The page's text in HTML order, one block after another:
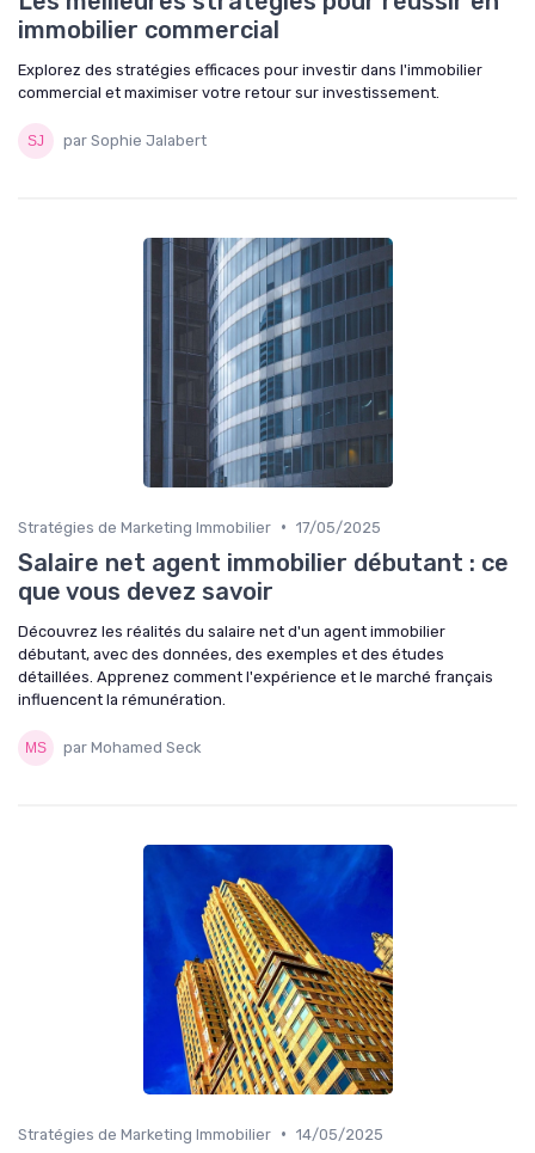
immobilier commercial
Explorez des stratégies efficaces pour investir dans l'immobilier
commercial et maximiser votre retour sur investissement.
par Sophie Jalabert
Stratégies de Marketing Immobilier • 17/05/2025
Salaire net agent immobilier débutant : ce
que vous devez savoir
Découvrez les réalités du salaire net d'un agent immobilier
débutant, avec des données, des exemples et des études
détaillées. Apprenez comment l'expérience et le marché français
influencent la rémunération.
par Mohamed Seck
Stratégies de Marketing Immobilier • 14/05/2025